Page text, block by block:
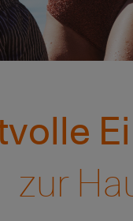
zur